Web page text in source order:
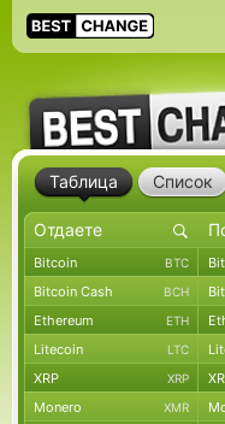
Таблица Список
Bitcoin BTC
Bitcoin Cash BCH
Ethereum ETH
Litecoin LTC
XRP XRP
Monero XMR